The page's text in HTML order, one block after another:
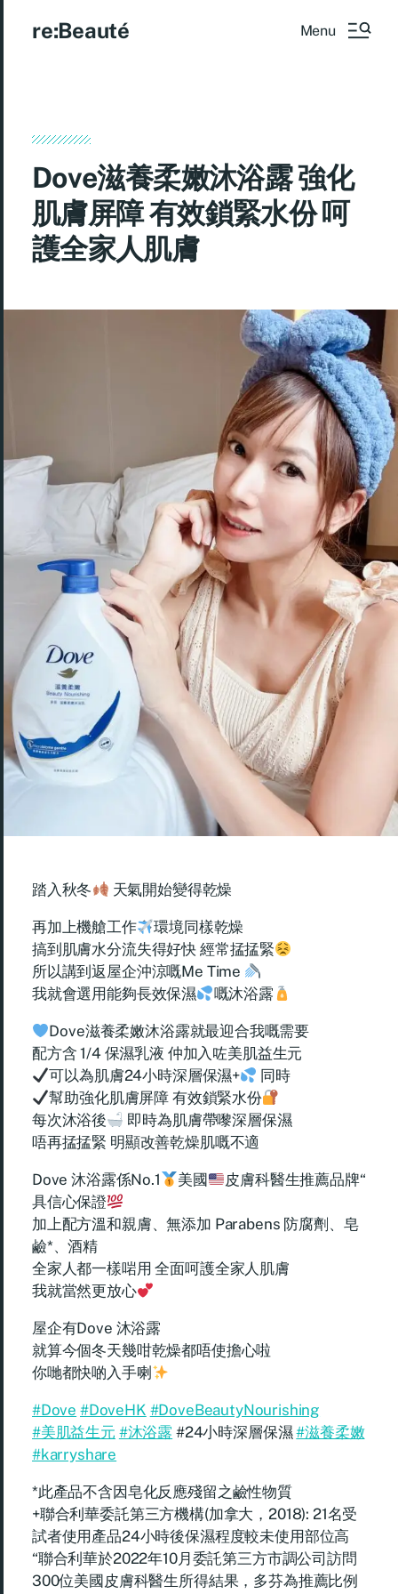
re:Beauté Menu
Dove滋養柔嫩沐浴露 強化
肌膚屏障 有效鎖緊水份 呵
護全家人肌膚
踏入秋冬 天氣開始變得乾燥
再加上機艙工作
環境同樣乾燥
搞到肌膚水分流失得好快 經常掹掹緊
所以講到返屋企沖涼嘅Me Time
我就會選用能夠長效保濕
嘅沐浴露
Dove滋養柔嫩沐浴露就最迎合我嘅需要
配方含 1/4 保濕乳液 仲加入咗美肌益生元
可以為肌膚24小時深層保濕+
同時
幫助強化肌膚屏障 有效鎖緊水份
每次沐浴後
即時為肌膚帶嚟深層保濕
唔再掹掹緊 明顯改善乾燥肌嘅不適
Dove 沐浴露係No.1 美國
皮膚科醫生推薦品牌“
具信心保證
加上配方溫和親膚、無添加 Parabens 防腐劑、皂
鹼*、酒精
全家人都一樣啱用 全面呵護全家人肌膚
我就當然更放心
屋企有Dove 沐浴露
就算今個冬天幾咁乾燥都唔使擔心啦
你哋都快啲入手喇
#Dove #DoveHK #DoveBeautyNourishing
#美肌益生元 #沐浴露 #24小時深層保濕#滋養柔嫩
#karryshare
*此產品不含因皂化反應殘留之鹼性物質
+聯合利華委託第三方機構(加拿大，2018): 21名受
試者使用產品24小時後保濕程度較未使用部位高
“聯合利華於2022年10月委託第三方市調公司訪問
300位美國皮膚科醫生所得結果，多芬為推薦比例